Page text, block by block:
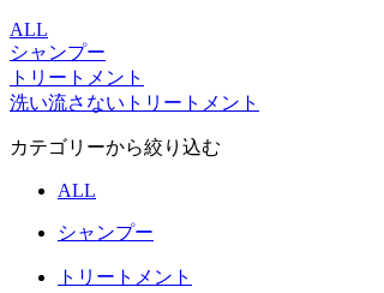
ALL
シャンプー
トリートメント
洗い流さないトリートメント
カテゴリーから絞り込む
ALL
シャンプー
トリートメント